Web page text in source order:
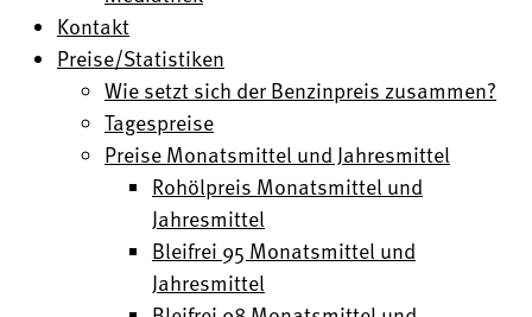
Kontakt
Preise/Statistiken
Wie setzt sich der Benzinpreis zusammen?
Tagespreise
Preise Monatsmittel und Jahresmittel
Rohölpreis Monatsmittel und
Jahresmittel
Bleifrei 95 Monatsmittel und
Jahresmittel